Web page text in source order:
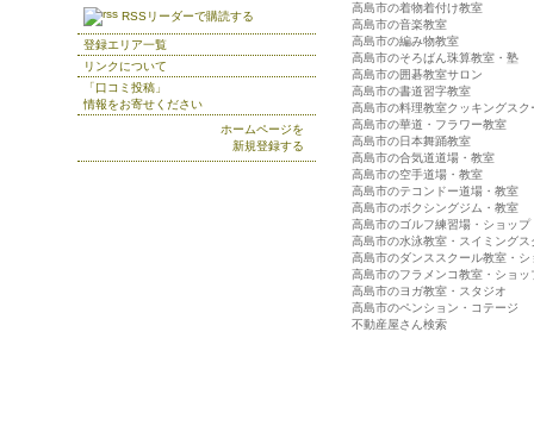
高島市の着物着付け教室
高島市の音楽教室
高島市の編み物教室
高島市のそろばん珠算教室・塾
高島市の囲碁教室サロン
高島市の書道習字教室
高島市の料理教室クッキングスク
高島市の華道・フラワー教室
高島市の日本舞踊教室
高島市の合気道道場・教室
高島市の空手道場・教室
高島市のテコンドー道場・教室
高島市のボクシングジム・教室
高島市のゴルフ練習場・ショップ
高島市の水泳教室・スイミングス
高島市のダンススクール教室・シ
高島市のフラメンコ教室・ショッ
高島市のヨガ教室・スタジオ
高島市のペンション・コテージ
不動産屋さん検索
RSSリーダーで購読する
登録エリア一覧
リンクについて
「口コミ投稿」
情報をお寄せください
ホームページを
新規登録する